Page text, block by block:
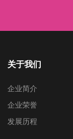
关于我们
企业简介
企业荣誉
发展历程